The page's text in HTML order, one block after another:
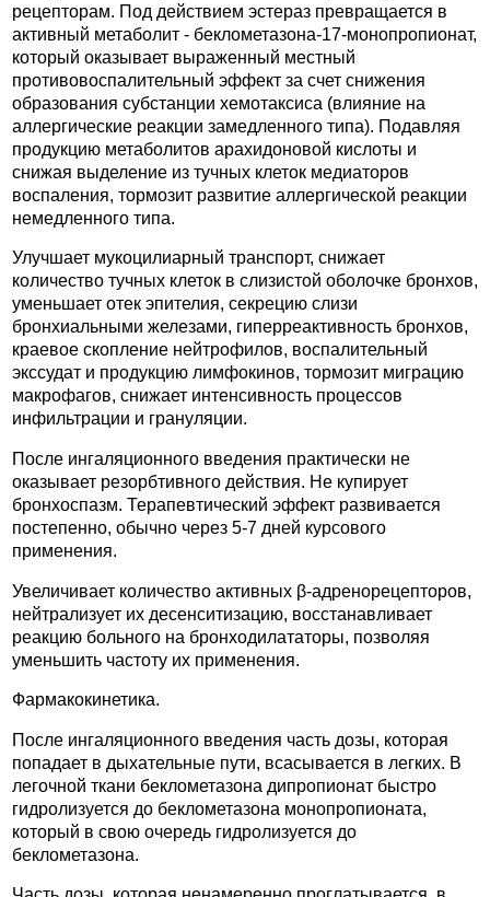
рецепторам. Под действием эстераз превращается в
активный метаболит - беклометазона-17-монопропионат,
который оказывает выраженный местный
противовоспалительный эффект за счет снижения
образования субстанции хемотаксиса (влияние на
аллергические реакции замедленного типа). Подавляя
продукцию метаболитов арахидоновой кислоты и
снижая выделение из тучных клеток медиаторов
воспаления, тормозит развитие аллергической реакции
немедленного типа.
Улучшает мукоцилиарный транспорт, снижает
количество тучных клеток в слизистой оболочке бронхов,
уменьшает отек эпителия, секрецию слизи
бронхиальными железами, гиперреактивность бронхов,
краевое скопление нейтрофилов, воспалительный
экссудат и продукцию лимфокинов, тормозит миграцию
макрофагов, снижает интенсивность процессов
инфильтрации и грануляции.
После ингаляционного введения практически не
оказывает резорбтивного действия. Не купирует
бронхоспазм. Терапевтический эффект развивается
постепенно, обычно через 5-7 дней курсового
применения.
Увеличивает количество активных β-адренорецепторов,
нейтрализует их десенситизацию, восстанавливает
реакцию больного на бронходилататоры, позволяя
уменьшить частоту их применения.
Фармакокинетика.
После ингаляционного введения часть дозы, которая
попадает в дыхательные пути, всасывается в легких. В
легочной ткани беклометазона дипропионат быстро
гидролизуется до беклометазона монопропионата,
который в свою очередь гидролизуется до
беклометазона.